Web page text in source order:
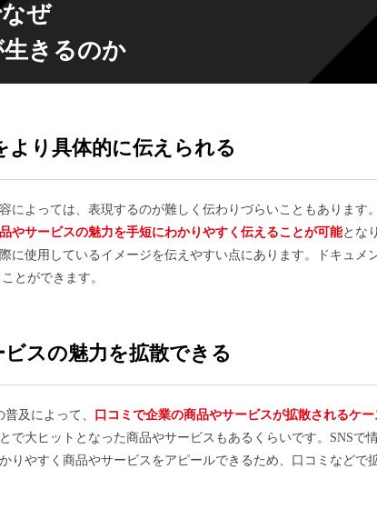
ぜ
生きるのか
より具体的に伝えられる
によっては、表現するのが難しく伝わりづらいこともあります
やサービスの魅力を手短にわかりやすく伝えることが可能とな
に使用しているイメージを伝えやすい点にあります。ドキュメ
とができます。
スの魅力を拡散できる
及によって、
口コミで企業の商品やサービスが拡散されるケー
で大ヒットとなった商品やサービスもあるくらいです。SNSで
りやすく商品やサービスをアピールできるため、口コミなどで